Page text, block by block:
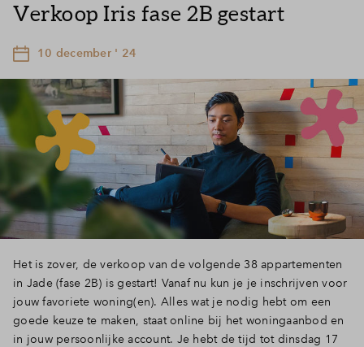
Verkoop Iris fase 2B gestart
10 december ' 24
Het is zover, de verkoop van de volgende 38 appartementen
in Jade (fase 2B) is gestart! Vanaf nu kun je je inschrijven voor
jouw favoriete woning(en). Alles wat je nodig hebt om een
goede keuze te maken, staat online bij het woningaanbod en
in jouw persoonlijke account. Je hebt de tijd tot dinsdag 17